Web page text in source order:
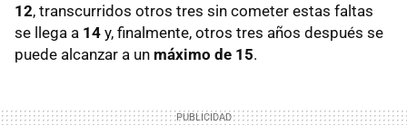
12, transcurridos otros tres sin cometer estas faltas
se llega a 14 y, finalmente, otros tres años después se
puede alcanzar a un máximo de 15.